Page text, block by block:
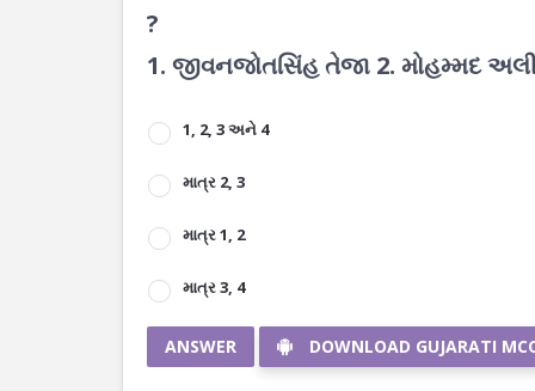
?
1. જીવનજોતસિંહ તેજા 2. મોહમ્મદ અલી
1, 2, 3 અને 4
માત્ર 2, 3
માત્ર 1, 2
માત્ર 3, 4
ANSWER DOWNLOAD GUJARATI